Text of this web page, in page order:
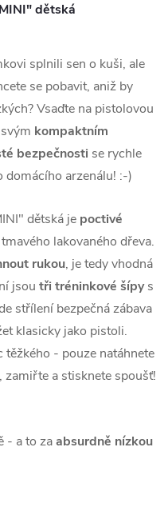
dětská
splnili sen o kuši, ale
se pobavit, aniž by
Vsaďte na pistolovou
kompaktním
bezpečnosti se rychle
domácího arzenálu! :-)
dětská je poctivé
lakovaného dřeva.
rukou, je tedy vhodná
jsou tři tréninkové šípys
střílení bezpečná zábava
klasicky jako pistoli.
- pouze natáhnete
zamiřte a stisknete spoušť!
- a to zaabsurdně nízkou